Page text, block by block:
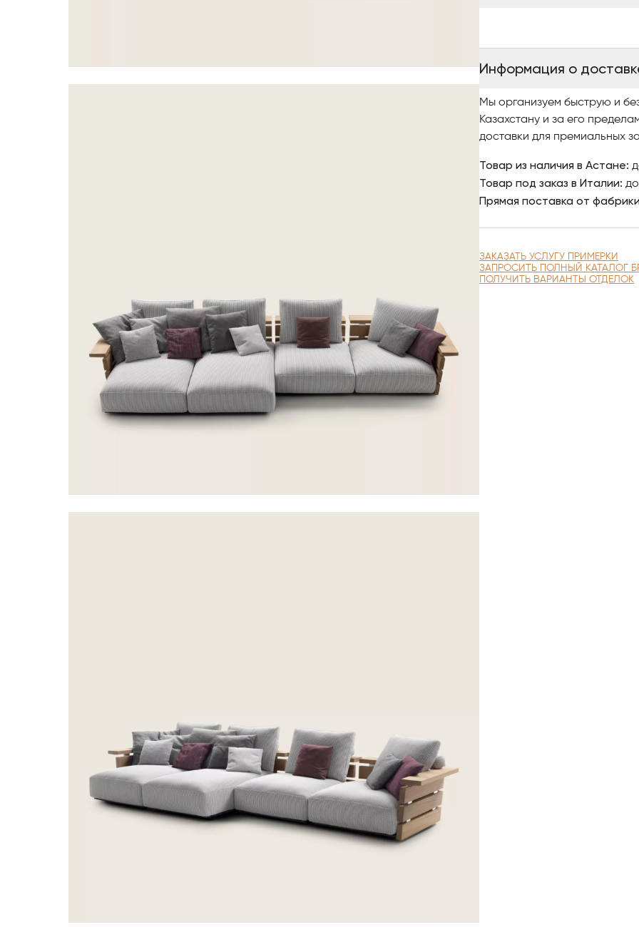
Информация о
Мы организуем быструю и
Казахстану и за его
доставки для премиальных
Товар из наличия в Астане:
Товар под заказ в Италии:
Прямая поставка от фабрики
ЗАКАЗАТЬ УСЛУГУ ПРИМЕРКИ
ЗАПРОСИТЬ ПОЛНЫЙ КАТАЛОГ
ПОЛУЧИТЬ ВАРИАНТЫ ОТДЕЛОК